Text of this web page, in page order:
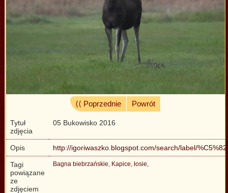
⟨⟨ Poprzednie Powrót
Tytuł
zdjęcia
05 Bukowisko 2016
Opis http://igoriwaszko.blogspot.com/search/label/
Tagi
powiązane
ze
zdjęciem
Bagna biebrzańskie, Kapice, łosie,